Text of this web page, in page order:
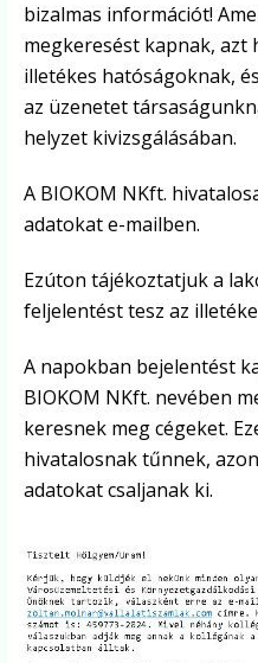
bizalmas információt!
megkeresést kapnak, azt
illetékes hatóságoknak,
az üzenetet
helyzet kivizsgálásában.
A BIOKOM NKft.
adatokat e-mailben.
Ezúton tájékoztatjuk a
feljelentést tesz az
A napokban bejelentést
BIOKOM NKft. nevében
keresnek meg cégeket.
hivatalosnak tűnnek,
adatokat csaljanak ki.